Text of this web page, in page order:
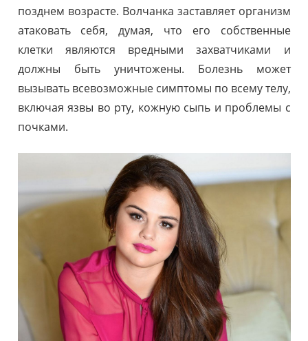
позднем возрасте. Волчанка заставляет организм
атаковать себя, думая, что его собственные
клетки являются вредными захватчиками и
должны быть уничтожены. Болезнь может
вызывать всевозможные симптомы по всему телу,
включая язвы во рту, кожную сыпь и проблемы с
почками.